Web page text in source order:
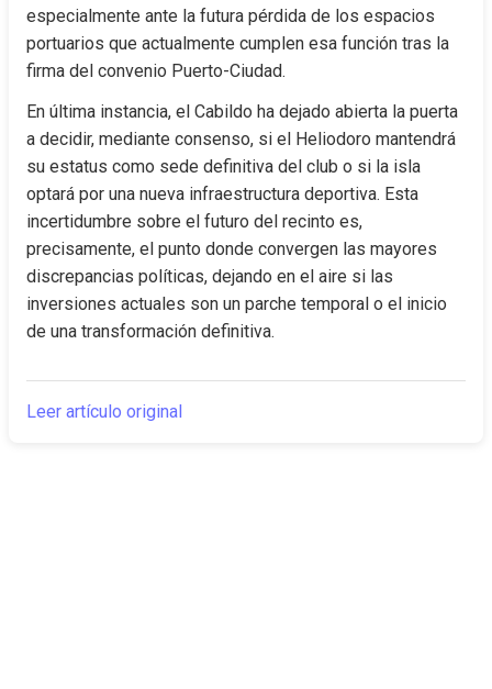
especialmente ante la futura pérdida de los espacios
portuarios que actualmente cumplen esa función tras la
firma del convenio Puerto-Ciudad.
En última instancia, el Cabildo ha dejado abierta la puerta
a decidir, mediante consenso, si el Heliodoro mantendrá
su estatus como sede definitiva del club o si la isla
optará por una nueva infraestructura deportiva. Esta
incertidumbre sobre el futuro del recinto es,
precisamente, el punto donde convergen las mayores
discrepancias políticas, dejando en el aire si las
inversiones actuales son un parche temporal o el inicio
de una transformación definitiva.
Leer artículo original